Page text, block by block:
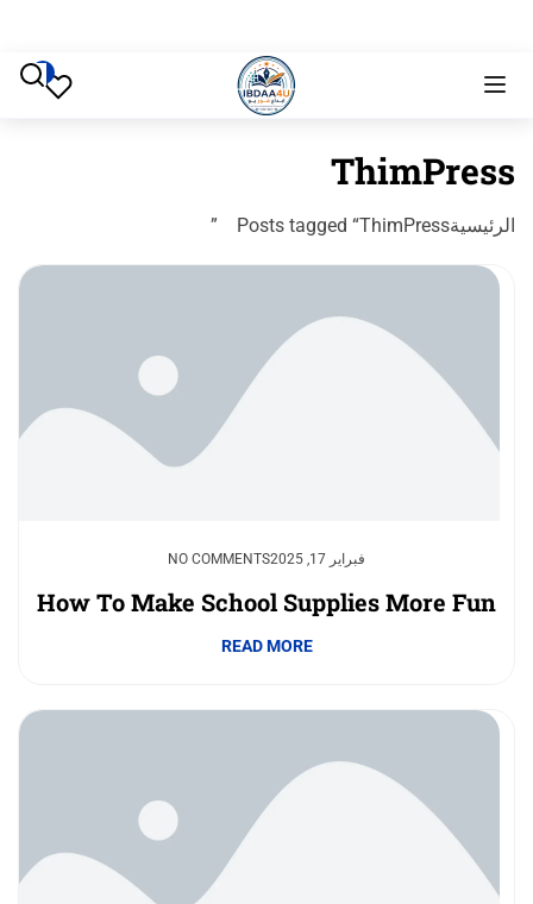
ThimPress
الرئيسيةPosts tagged “ThimPress”
فبراير 17, 2025 NO COMMENTS
How To Make School Supplies More Fun
READ MORE